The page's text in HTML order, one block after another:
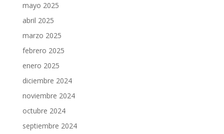
mayo 2025
abril 2025
marzo 2025
febrero 2025
enero 2025
diciembre 2024
noviembre 2024
octubre 2024
septiembre 2024